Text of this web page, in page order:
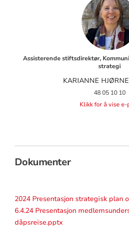
Assisterende stiftsdirektør,
strategi
KARIANNE
48 05 10 10
Klikk for å vise e-
Dokumenter
2024 Presentasjon strategisk plan
6.4.24 Presentasjon
dåpsreise.pptx